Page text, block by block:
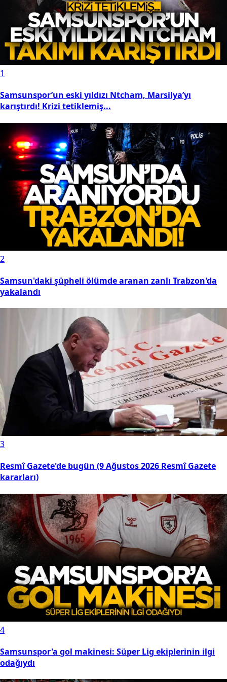
1
Samsunspor’un eski yıldızı Ntcham, Marsilya’yı
karıştırdı! Krizi tetiklemiş...
2
Samsun'daki şüpheli ölümde aranan zanlı Trabzon'da
yakalandı
3
Resmî Gazete'de bugün (9 Ağustos 2026 Resmî Gazete
kararları)
4
Samsunspor'a gol makinesi: Süper Lig ekiplerinin ilgi
odağıydı